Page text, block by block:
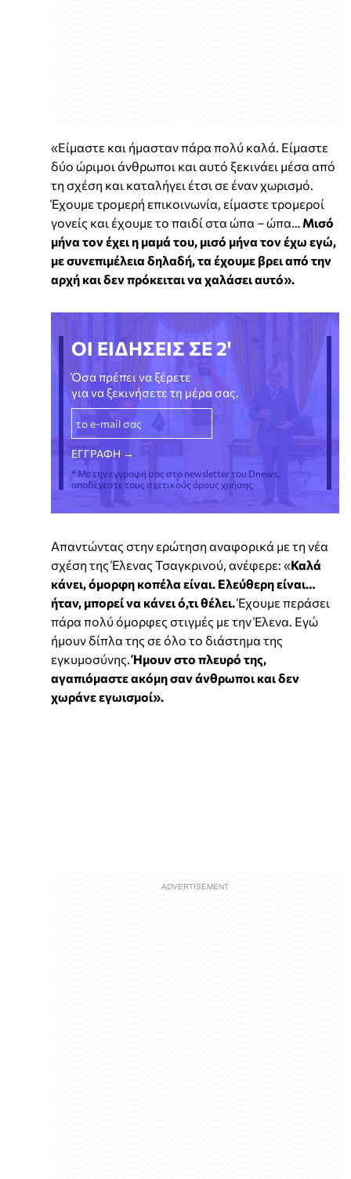
«Είμαστε και ήμασταν πάρα πολύ καλά. Είμαστε
δύο ώριμοι άνθρωποι και αυτό ξεκινάει μέσα από
τη σχέση και καταλήγει έτσι σε έναν χωρισμό.
Έχουμε τρομερή επικοινωνία, είμαστε τρομεροί
γονείς και έχουμε το παιδί στα ώπα – ώπα… Μισό
μήνα τον έχει η μαμά του, μισό μήνα τον έχω εγώ,
με συνεπιμέλεια δηλαδή, τα έχουμε βρει από την
αρχή και δεν πρόκειται να χαλάσει αυτό».
ΟΙ ΕΙΔΗΣΕΙΣ ΣΕ 2'
Όσα πρέπει να ξέρετε
για να ξεκινήσετε τη μέρα σας.
* Με την εγγραφή σας στο newsletter του Dnews,
αποδέχεστε τους σχετικούς όρους χρήσης
Απαντώντας στην ερώτηση αναφορικά με τη νέα
σχέση της Έλενας Τσαγκρινού, ανέφερε: «Καλά
κάνει, όμορφη κοπέλα είναι. Ελεύθερη είναι…
ήταν, μπορεί να κάνει ό,τι θέλει.Έχουμε περάσει
πάρα πολύ όμορφες στιγμές με την Έλενα. Εγώ
ήμουν δίπλα της σε όλο το διάστημα της
εγκυμοσύνης.Ήμουν στο πλευρό της,
αγαπιόμαστε ακόμη σαν άνθρωποι και δεν
χωράνε εγωισμοί».